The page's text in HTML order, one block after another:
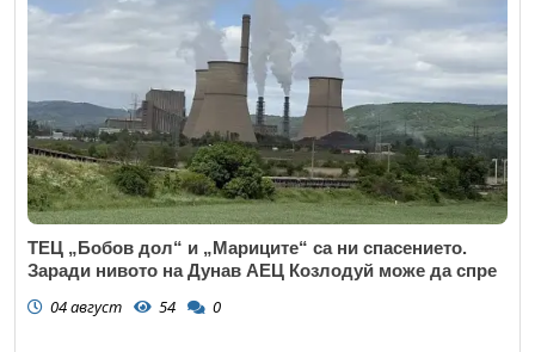
ТЕЦ „Бобов дол“ и „Мариците“ са ни спасението.
Заради нивото на Дунав АЕЦ Козлодуй може да спре
04 август 54 0